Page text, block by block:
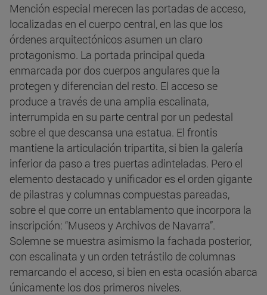
Mención especial merecen las portadas de acceso,
localizadas en el cuerpo central, en las que los
órdenes arquitectónicos asumen un claro
protagonismo. La portada principal queda
enmarcada por dos cuerpos angulares que la
protegen y diferencian del resto. El acceso se
produce a través de una amplia escalinata,
interrumpida en su parte central por un pedestal
sobre el que descansa una estatua. El frontis
mantiene la articulación tripartita, si bien la galería
inferior da paso a tres puertas adinteladas. Pero el
elemento destacado y unificador es el orden gigante
de pilastras y columnas compuestas pareadas,
sobre el que corre un entablamento que incorpora la
inscripción: “Museos y Archivos de Navarra”.
Solemne se muestra asimismo la fachada posterior,
con escalinata y un orden tetrástilo de columnas
remarcando el acceso, si bien en esta ocasión abarca
únicamente los dos primeros niveles.